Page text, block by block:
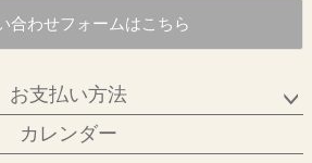
合わせフォームはこちら
お支払い方法
カレンダー